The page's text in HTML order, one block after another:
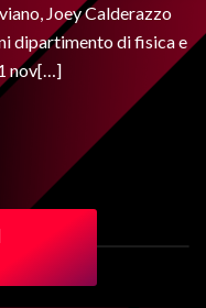
Joey Calderazzo
dipartimento di fisica e
nov[…]